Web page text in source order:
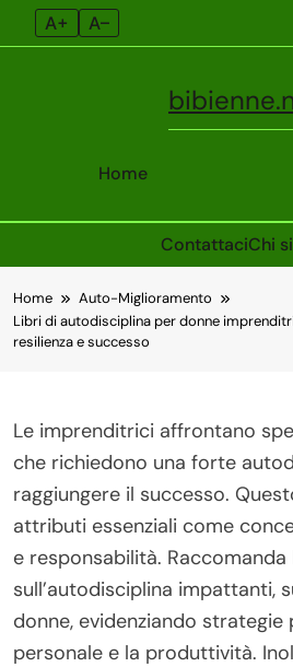
A+ A–
Home
ContattaciChi
to
content
Home
Auto-Miglioramento
Libri di autodisciplina per donne
resilienza e successo
Le imprenditrici affrontano
che richiedono una forte
raggiungere il successo.
attributi essenziali come
e responsabilità. Raccomanda
sull’autodisciplina impattanti,
donne, evidenziando strategie
personale e la produttività.